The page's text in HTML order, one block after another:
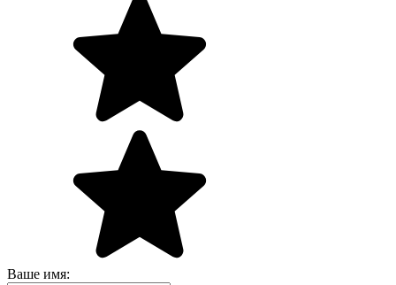
Ваше имя: